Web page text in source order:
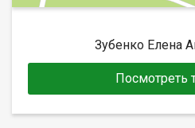
Зубенко Елена
Посмотреть